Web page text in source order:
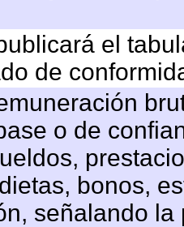
el
de
o de
bonos,
señalando